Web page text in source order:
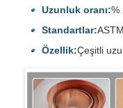
Uzunluk oranı:%
Standartlar:
Özellik:Çeşitli